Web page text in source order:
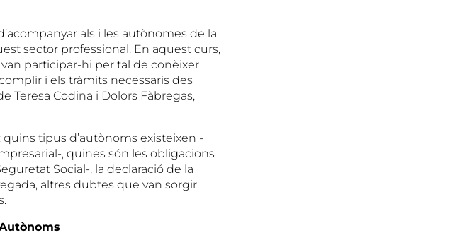
als i les autònomes de la
sector professional. En aquest curs,
participar-hi per tal de conèixer
i els tràmits necessaris des
Teresa Codina i Dolors Fàbregas,
tipus d’autònoms existeixen -
, quines són les obligacions
Social-, la declaració de la
altres dubtes que van sorgir